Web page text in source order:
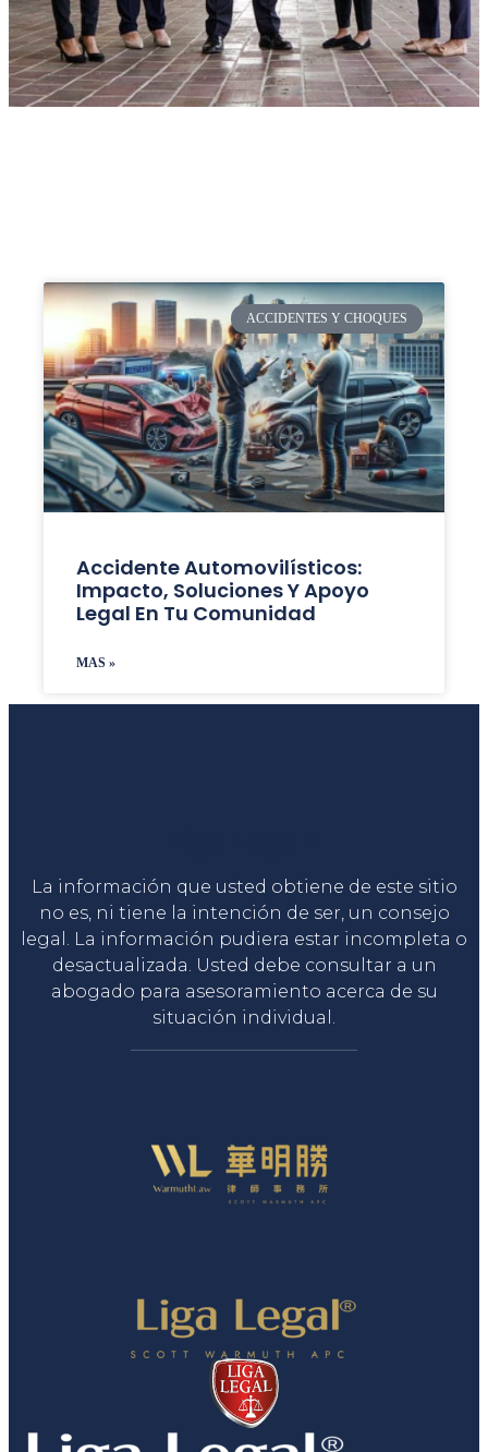
ACCIDENTES Y CHOQUES
Accidente Automovilísticos:
Impacto, Soluciones Y Apoyo
Legal En Tu Comunidad
MAS »
La información que usted obtiene de este sitio
no es, ni tiene la intención de ser, un consejo
legal. La información pudiera estar incompleta o
desactualizada. Usted debe consultar a un
abogado para asesoramiento acerca de su
situación individual.